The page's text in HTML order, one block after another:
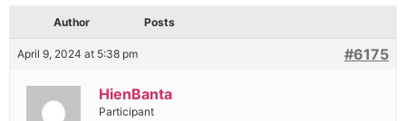
Author Posts
April 9, 2024 at 5:38 pm #6175
HienBanta
Participant